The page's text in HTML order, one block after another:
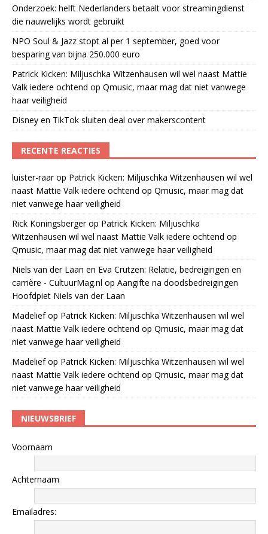
Onderzoek: helft Nederlanders betaalt voor streamingdienst
die nauwelijks wordt gebruikt
NPO Soul & Jazz stopt al per 1 september, goed voor
besparing van bijna 250.000 euro
Patrick Kicken: Miljuschka Witzenhausen wil wel naast Mattie
Valk iedere ochtend op Qmusic, maar mag dat niet vanwege
haar veiligheid
Disney en TikTok sluiten deal over makerscontent
RECENTE REACTIES
luister-raarop Patrick Kicken: Miljuschka Witzenhausen wil wel
naast Mattie Valk iedere ochtend op Qmusic, maar mag dat
niet vanwege haar veiligheid
Rick Koningsbergerop Patrick Kicken: Miljuschka
Witzenhausen wil wel naast Mattie Valk iedere ochtend op
Qmusic, maar mag dat niet vanwege haar veiligheid
Niels van der Laan en Eva Crutzen: Relatie, bedreigingen en
carrière - CultuurMag.nl op Aangifte na doodsbedreigingen
Hoofdpiet Niels van der Laan
Madeliefop Patrick Kicken: Miljuschka Witzenhausen wil wel
naast Mattie Valk iedere ochtend op Qmusic, maar mag dat
niet vanwege haar veiligheid
Madeliefop Patrick Kicken: Miljuschka Witzenhausen wil wel
naast Mattie Valk iedere ochtend op Qmusic, maar mag dat
niet vanwege haar veiligheid
NIEUWSBRIEF
Voornaam
Achternaam
Emailadres: